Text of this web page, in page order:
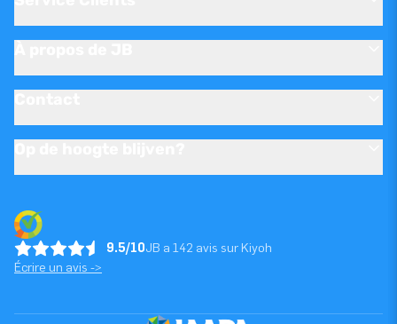
9.5/10JB a 142 avis sur Kiyoh
Écrire un avis ->